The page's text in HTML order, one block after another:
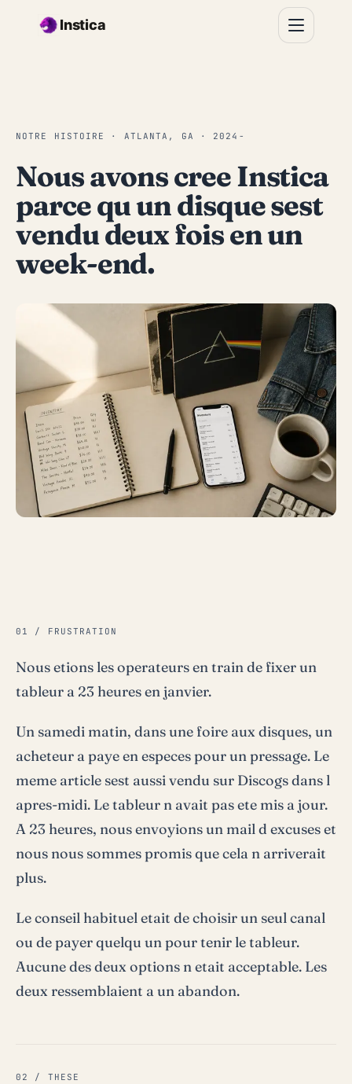
Instica
NOTRE HISTOIRE · ATLANTA, GA · 2024-
Nous avons cree Instica
parce qu un disque sest
vendu deux fois en un
week-end.
01 / FRUSTRATION
Nous etions les operateurs en train de fixer un
tableur a 23 heures en janvier.
Un samedi matin, dans une foire aux disques, un
acheteur a paye en especes pour un pressage. Le
meme article sest aussi vendu sur Discogs dans l
apres-midi. Le tableur n avait pas ete mis a jour.
A 23 heures, nous envoyions un mail d excuses et
nous nous sommes promis que cela n arriverait
plus.
Le conseil habituel etait de choisir un seul canal
ou de payer quelqu un pour tenir le tableur.
Aucune des deux options n etait acceptable. Les
deux ressemblaient a un abandon.
02 / THESE